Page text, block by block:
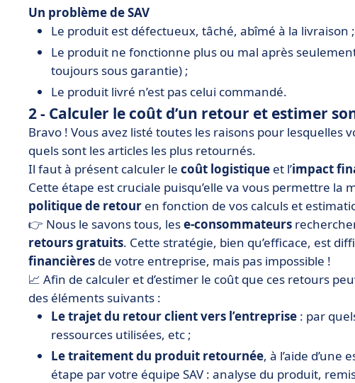
Un problème de SAV
Le produit est défectueux, tâché, abîmé à la livraison ;
Le produit ne fonctionne plus ou mal après
toujours sous garantie) ;
Le produit livré n’est pas celui commandé.
2 - Calculer le coût d’un retour et estimer
Bravo ! Vous avez listé toutes les raisons pour
quels sont les articles les plus retournés.
Il faut à présent calculer le coût logistique et l’impact
Cette étape est cruciale puisqu’elle va vous permettre la
politique de retour en fonction de vos calculs et
👉 Nous le savons tous, lese-consommateurs
retours gratuits. Cette stratégie, bien qu’efficace, est
financières de votre entreprise, mais pas impossible !
📈 Afin de calculer et d’estimer le coût que ces retours
des éléments suivants :
Le trajet du retour client vers l’entreprise : par
ressources utilisées, etc ;
Le traitement du produit retournée, à l’aide
étape par votre équipe SAV : analyse du produit,